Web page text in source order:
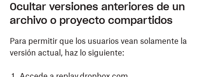
Ocultar versiones anteriores de un
archivo o proyecto compartidos
Para permitir que los usuarios vean solamente la
versión actual, haz lo siguiente: